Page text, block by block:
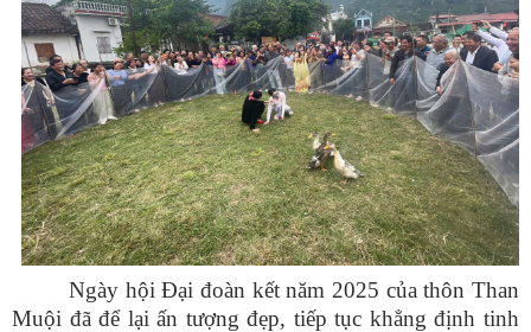
Ngày hội Đại đoàn kết năm 2025 của thôn Than
Muội đã để lại ấn tượng đẹp, tiếp tục khẳng định tinh